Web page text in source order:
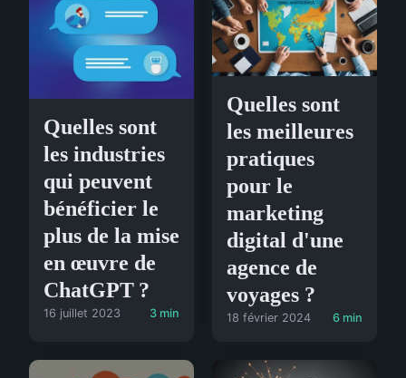
Quelles sont
les industries
qui peuvent
bénéficier le
plus de la mise
en œuvre de
ChatGPT ?
16 juillet 2023 3 min
Quelles sont
les meilleures
pratiques
pour le
marketing
digital d'une
agence de
voyages ?
18 février 2024 6 min